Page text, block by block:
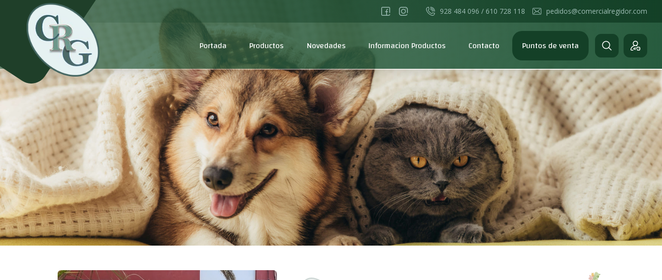
928 484 096 / 610 728 118 pedidos@comercialregidor.com
Portada Productos Novedades Informacion Productos Contacto Puntos de venta